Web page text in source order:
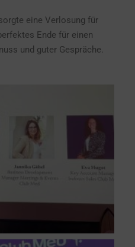
eine Verlosung für
Ende für einen
und guter Gespräche.